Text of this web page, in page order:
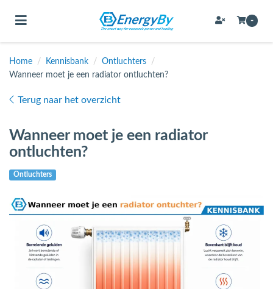
(Bevestigingsmateriaal / schroeven)
(Buffervaten, hygiene boilers & boilervaten)
(Buizen & leidingen)
(Expansievaten)
(Fittingen)
(Flexibele slangen)
(Gereedschap)
(Hemelwaterafvoer & riolering)
Toggle navigation -
Home / Kennisbank / Ontluchters
/
Wanneer moet je een radiator ontluchten?
Terug naar het overzicht
Wanneer moet je een radiator
ontluchten?
Ontluchters